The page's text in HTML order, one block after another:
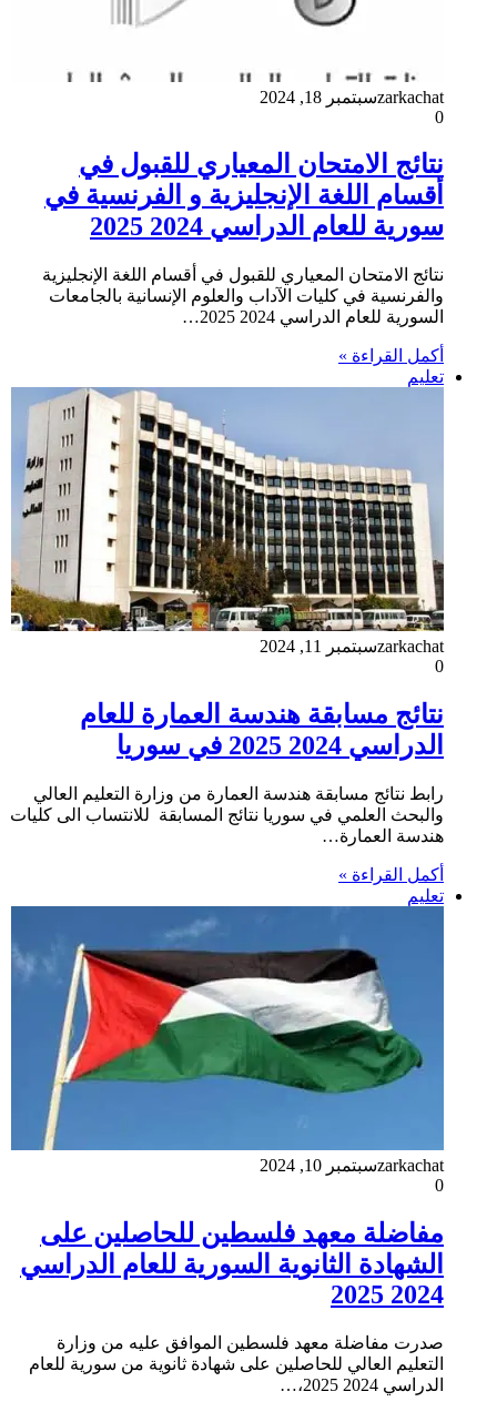
zarkachatسبتمبر 18, 2024
0
نتائج الامتحان المعياري للقبول في
أقسام اللغة الإنجليزية و الفرنسية في
سورية للعام الدراسي 2024 2025
نتائج الامتحان المعياري للقبول في أقسام اللغة الإنجليزية
والفرنسية في كليات الآداب والعلوم الإنسانية بالجامعات
السورية للعام الدراسي 2024 2025…
أكمل القراءة »
تعليم
zarkachatسبتمبر 11, 2024
0
نتائج مسابقة هندسة العمارة للعام
الدراسي 2024 2025 في سوريا
رابط نتائج مسابقة هندسة العمارة من وزارة التعليم العالي
والبحث العلمي في سوريا نتائج المسابقة للانتساب الى كليات
هندسة العمارة…
أكمل القراءة »
تعليم
zarkachatسبتمبر 10, 2024
0
مفاضلة معهد فلسطين للحاصلين على
الشهادة الثانوية السورية للعام الدراسي
2024 2025
صدرت مفاضلة معهد فلسطين الموافق عليه من وزارة
التعليم العالي للحاصلين على شهادة ثانوية من سورية للعام
الدراسي 2024 2025،…